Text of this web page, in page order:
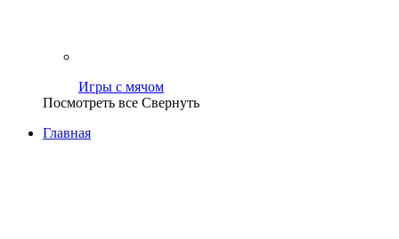
Игры с мячом
Посмотреть все Свернуть
Главная